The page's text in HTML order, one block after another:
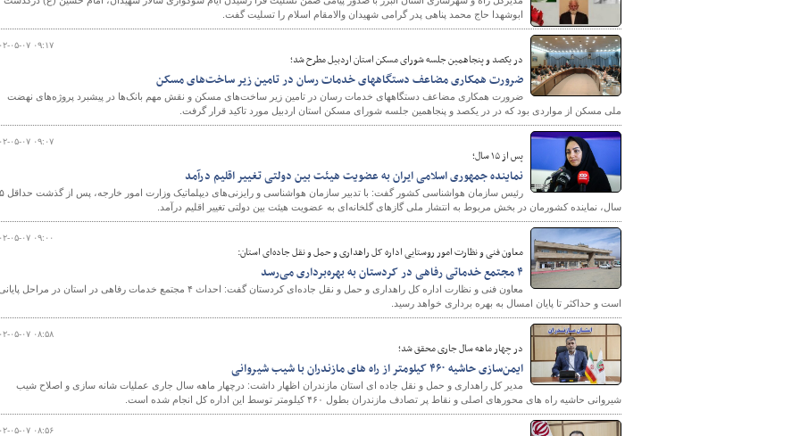
ابوشهدا حاج محمد پناهی پدر گرامی شهیدان والامقام اسلام را تسلیت گفت.
۱۴۰۲-۰۵-۰۷
در یکصد و پنجاهمین جلسه شورای مسکن استان اردبیل مطرح شد؛
ضرورت همکاری مضاعف دستگاههای خدمات رسان در تامین زیر ساخت‌های مسکن
ضرورت همکاری مضاعف دستگاههای خدمات رسان در تامین زیر ساخت‌های مسکن و نقش مهم بانک‌ها در پیشبرد پروژه‌های نهضت
ملی مسکن از مواردی بود که در در یکصد و پنجاهمین جلسه شورای مسکن استان اردبیل مورد تاکید قرار گرفت.
۱۴۰۲-۰۵-۰۷
پس از ۱۵ سال؛
نماینده جمهوری اسلامی ایران به عضویت هیئت بین دولتی تغییر اقلیم درآمد
رئیس سازمان هواشناسی کشور گفت: با
سال، نماینده کشورمان در بخش مربوط به انتشار ملی گازهای گلخانه‌ای به عضویت هیئت بین دولتی تغییر اقلیم درآمد.
۱۴۰۲-۰۵-۰۷
معاون فنی و نظارت امور روستایی اداره کل راهداری و حمل و نقل جاده‌ای استان:
۴ مجتمع خدماتی رفاهی در کردستان به بهره‌برداری می‌رسد
معاون فنی و نظارت اداره کل راهداری و حمل و نقل جاده‌ای کردستان گفت: احداث ۴ مجتمع خدمات رفاهی در استان در مراحل
است و حداکثر تا پایان امسال به بهره برداری خواهد رسید.
۱۴۰۲-۰۵-۰۷
در چهار ماهه سال جاری محقق شد؛
ایمن‌سازی حاشیه ۴۶۰ کیلومتر از راه‌ های مازندران با شیب شیروانی
مدیر کل راهداری و حمل و نقل جاده ای استان مازندران اظهار داشت: درچهار ماهه سال جاری عملیات شانه سازی و اصلاح شیب
شیروانی حاشیه راه های محورهای اصلی و نقاط پر تصادف مازندران بطول ۴۶۰ کیلومتر توسط این اداره کل انجام شده است.
۱۴۰۲-۰۵-۰۷